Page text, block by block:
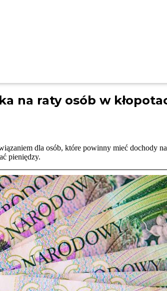
na raty osób w
dla osób, które powinny mieć dochody
pieniędzy.